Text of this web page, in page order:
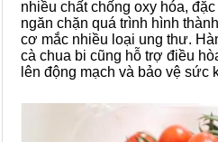
nhiều chất chống oxy hóa,
ngăn chặn quá trình hình
cơ mắc nhiều loại ung thư.
cà chua bi cũng hỗ trợ điều
lên động mạch và bảo vệ sức